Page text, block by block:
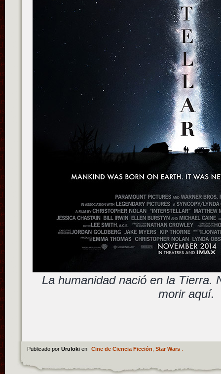
La humanidad nació en la Tierra.
morir aquí.
Publicado por Uruloki en Cine de Ciencia Ficción Star Wars.